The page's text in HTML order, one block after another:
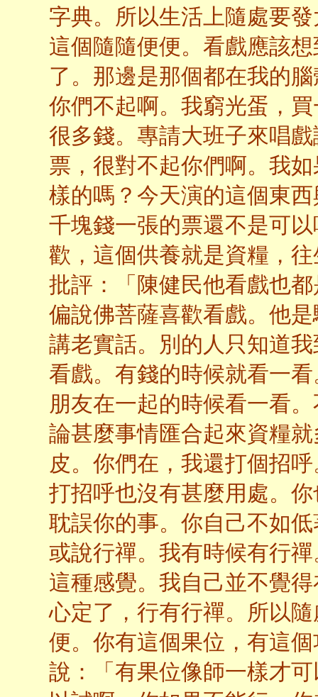
字典。所以生活上隨處要
這個隨隨便便。看戲應該
了。那邊是那個都在我的
你們不起啊。我窮光蛋，
很多錢。專請大班子來唱
票，很對不起你們啊。我
樣的嗎？今天演的這個東
千塊錢一張的票還不是可
歡，這個供養就是資糧，
批評：「陳健民他看戲也
偏說佛菩薩喜歡看戲。他
講老實話。別的人只知道
看戲。有錢的時候就看一
朋友在一起的時候看一看
論甚麼事情匯合起來資糧
皮。你們在，我還打個招
打招呼也沒有甚麼用處。
耽誤你的事。你自己不如
或說行禪。我有時候有行
這種感覺。我自己並不覺
心定了，行有行禪。所以
便。你有這個果位，有這
說：「有果位像師一樣才